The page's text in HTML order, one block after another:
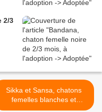
2/3
Sikka et Sansa, chatons
femelles blanches et
rousses de 2/3 mois, à